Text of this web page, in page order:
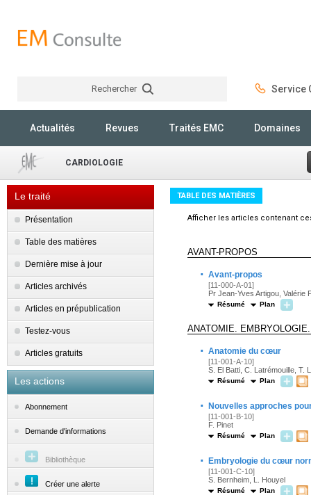
Rechercher Service
Actualités Revues Traités EMC Domaines
CARDIOLOGIE
Le traité
Présentation
Table des matières
Dernière mise à jour
Articles archivés
Articles en prépublication
Testez-vous
Articles gratuits
Les actions
Abonnement
Demande d'informations
Bibliothèque
Créer une alerte
TABLE DES MATIÈRES
Afficher les articles contenant
AVANT-PROPOS
· Avant-propos
[11-000-A-01]
Pr Jean-Yves Artigou, Valérie
Résumé Plan
ANATOMIE.
· Anatomie du cœur
[11-001-A-10]
S. El Batti, C. Latrémouille, T.
Résumé Plan
· Nouvelles approches
[11-001-B-10]
F. Pinet
Résumé Plan
· Embryologie du cœur
[11-001-C-10]
S. Bernheim, L. Houyel
Résumé Plan